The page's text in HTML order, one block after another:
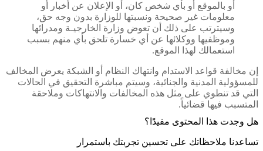
أو بالموقع أو بأي شخص كان، أو الإعلان عن أخبار أو
معلومات غير صحيحة ونسبتها للوزارة بدون وجه حق،
وسيترتب على ذلك أن تعوض وزارة الخارجيـة ومدرائها
وموظفيها ووكلائها عن أي خسارة تلحق بأي منهم بسبب
استعمالك لهذا الموقع.
إن مخالفة قواعد الاستدام وانتهاك النظام أو الشبكة يعرض المخالف
للمسؤولية المدنية والجنائية، وسيتم مباشرة التحقيق في الحالات
التي قد تنطوي على مثل هذه المخالفات والانتهاكات وملاحقة
المتسبب فيها قضائياً.
هل وجدت هذا المحتوى مفيدًا؟
تساعدنا ملاحظاتك على تحسين تجربتك باستمرار